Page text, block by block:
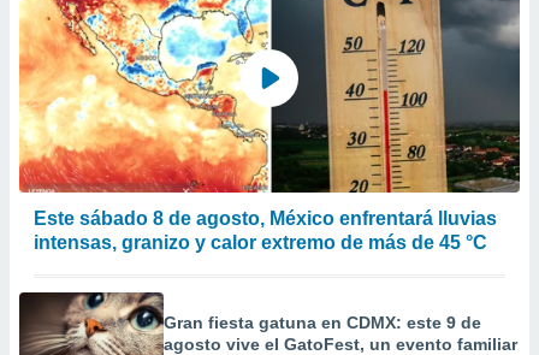
Este sábado 8 de agosto, México enfrentará lluvias
intensas, granizo y calor extremo de más de 45 °C
Gran fiesta gatuna en CDMX: este 9 de
agosto vive el GatoFest, un evento familiar